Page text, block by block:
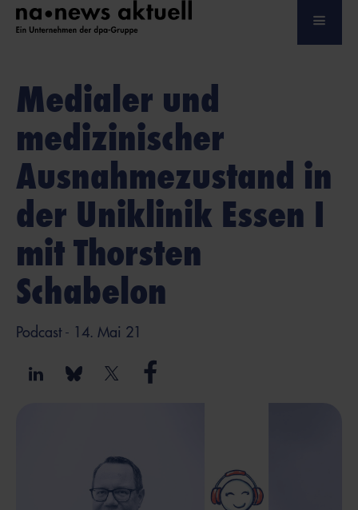
Medialer und
medizinischer
Ausnahmezustand in
der Uniklinik Essen I
mit Thorsten
Schabelon
Podcast- 14. Mai 21